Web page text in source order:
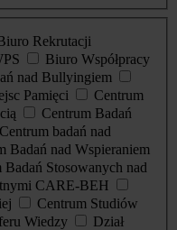
Rekrutacji
Biuro Współpracy
nad Bullyingiem
Pamięci
Centrum
Centrum Badań
Centrum badań nad
Badań nad Wspieraniem
Badań Stosowanych nad
CARE-BEH
Centrum Studiów
Wiedzy
Dział